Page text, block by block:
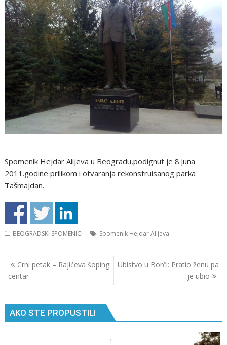
Spomenik Hejdar Alijeva u Beogradu,podignut je 8.juna
2011.godine prilikom i otvaranja rekonstruisanog parka
Tašmajdan.
BEOGRADSKI SPOMENICI Spomenik Hejdar Alijeva
Кретање
чланка
Crni petak – Rajićeva šoping
centar
Ubistvo u Borči: Pratio ženu pa
je ubio
AKO STE PROPUSTILI